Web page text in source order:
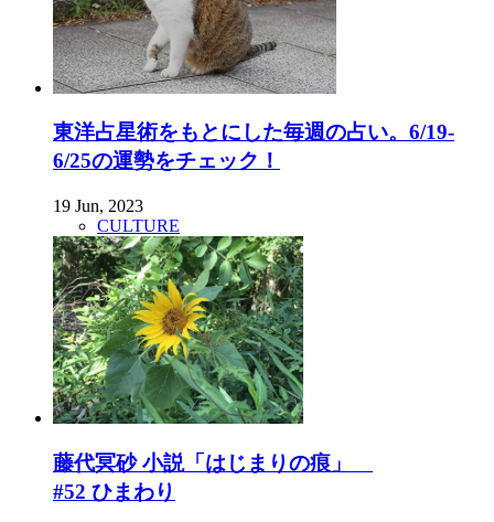
東洋占星術をもとにした毎週の占い。6/19-
6/25の運勢をチェック！
19 Jun, 2023
CULTURE
藤代冥砂 小説「はじまりの痕」
#52 ひまわり